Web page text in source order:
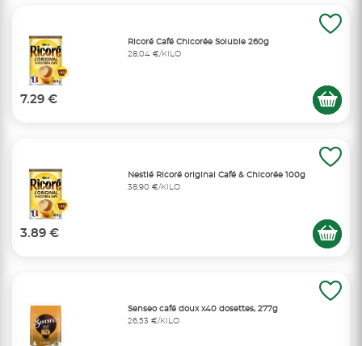
Ricoré Café Chicorée Soluble 260g
28,04 €/KILO
7.29 €
Nestlé Ricoré original Café & Chicorée 100g
38,90 €/KILO
3.89 €
Senseo café doux x40 dosettes, 277g
26,53 €/KILO